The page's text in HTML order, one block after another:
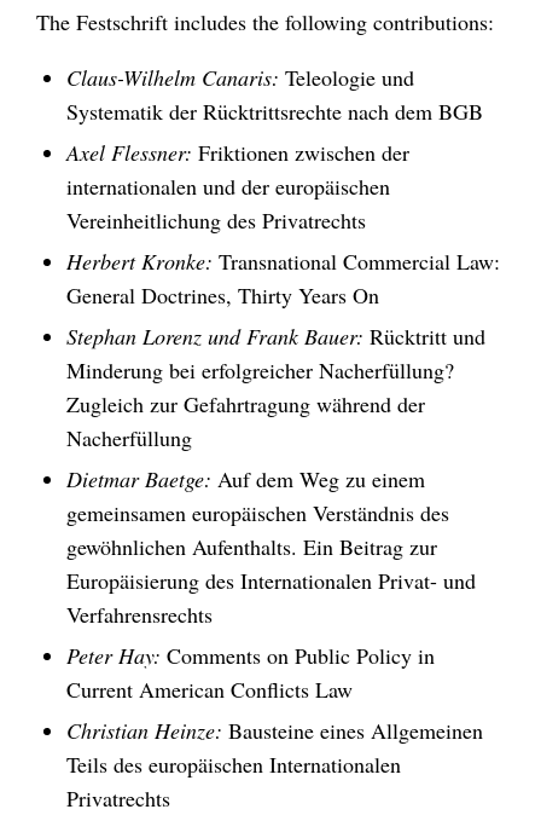
The Festschrift includes the following contributions:
Claus-Wilhelm Canaris: Teleologie und
Systematik der Rücktrittsrechte nach dem BGB
Axel Flessner: Friktionen zwischen der
internationalen und der europäischen
Vereinheitlichung des Privatrechts
Herbert Kronke: Transnational Commercial Law:
General Doctrines, Thirty Years On
Stephan Lorenz und Frank Bauer: Rücktritt und
Minderung bei erfolgreicher Nacherfüllung?
Zugleich zur Gefahrtragung während der
Nacherfüllung
Dietmar Baetge: Auf dem Weg zu einem
gemeinsamen europäischen Verständnis des
gewöhnlichen Aufenthalts. Ein Beitrag zur
Europäisierung des Internationalen Privat- und
Verfahrensrechts
Peter Hay: Comments on Public Policy in
Current American Conflicts Law
Christian Heinze: Bausteine eines Allgemeinen
Teils des europäischen Internationalen
Privatrechts